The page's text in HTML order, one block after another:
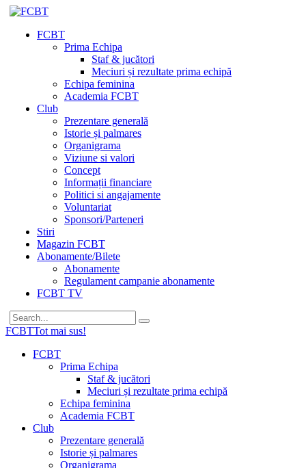
FCBT
Prima Echipa
Staf & jucători
Meciuri și rezultate prima echipă
Echipa feminina
Academia FCBT
Club
Prezentare generală
Istorie și palmares
Organigrama
Viziune si valori
Concept
Informații financiare
Politici si angajamente
Voluntariat
Sponsori/Parteneri
Stiri
Magazin FCBT
Abonamente/Bilete
Abonamente
Regulament campanie abonamente
FCBT TV
FCBTTot mai sus!
FCBT
Prima Echipa
Staf & jucători
Meciuri și rezultate prima echipă
Echipa feminina
Academia FCBT
Club
Prezentare generală
Istorie și palmares
Organigrama